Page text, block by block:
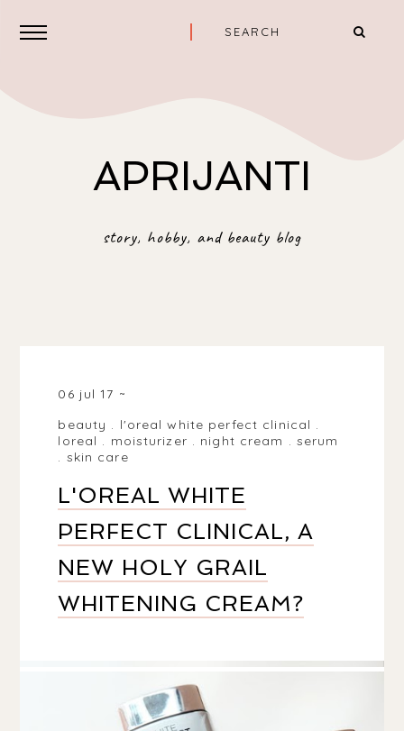
APRIJANTI
story, hobby, and beauty blog
06 jul 17
beauty . l'oreal white perfect clinical .
loreal . moisturizer . night cream . serum
. skin care
L'OREAL WHITE
PERFECT CLINICAL, A
NEW HOLY GRAIL
WHITENING CREAM?